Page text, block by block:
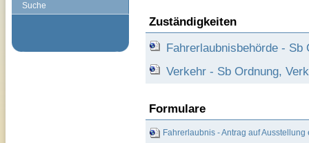
Suche
Zuständigkeiten
Fahrerlaubnisbehörde -
Verkehr - Sb Ordnung,
Formulare
Fahrerlaubnis - Antrag auf